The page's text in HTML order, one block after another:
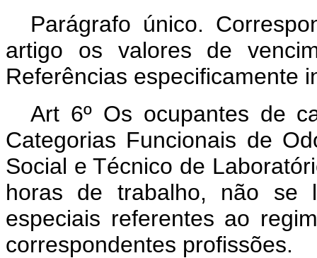
Parágrafo único.
artigo os valores de
Referências especificamente
Art 6º Os ocupantes de
Categorias Funcionais de
Social e Técnico de
horas de trabalho, não se
especiais referentes ao
correspondentes profissões.